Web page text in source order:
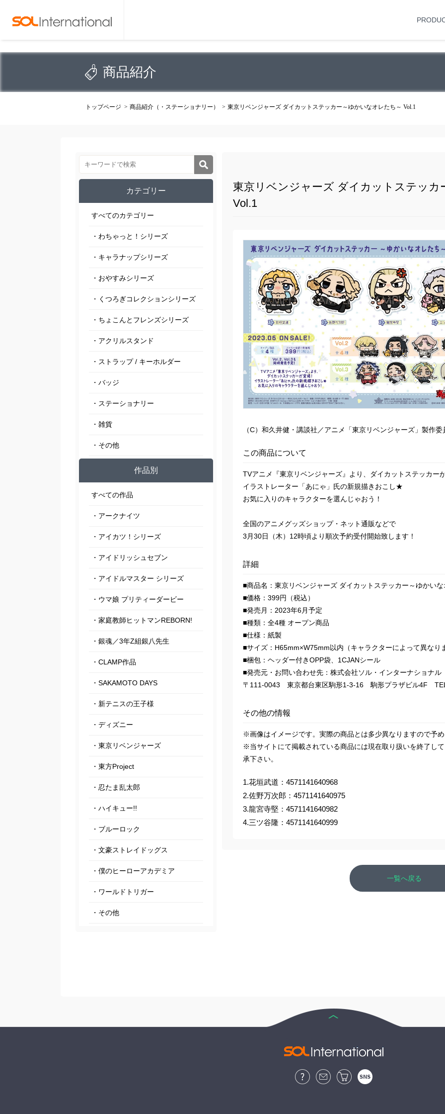
商品紹介
トップページ 商品紹介（・ステーショナリー） 東京リベンジャーズ ダイカットステッカー～ゆかいなオレたち～ Vol.1
東京リベンジャーズ ダイカットステッ
Vol.1
（C）和久井健・講談社／アニメ「東京リベンジャーズ」製作委
この商品について
TVアニメ『東京リベンジャーズ』より、ダイカットステッカー
イラストレーター「あにゃ」氏の新規描きおこし★
お気に入りのキャラクターを選んじゃおう！
全国のアニメグッズショップ・ネット通販などで
3月30日（木）12時頃より順次予約受付開始致します！
詳細
■商品名：東京リベンジャーズ ダイカットステッカー～ゆかい
■価格：399円（税込）
■発売月：2023年6月予定
■種類：全4種 オープン商品
■仕様：紙製
■サイズ：H65mm×W75mm以内（キャラクターによって異なり
■梱包：ヘッダー付きOPP袋、1CJANシール
■発売元・お問い合わせ先：株式会社ソル・インターナショナル
〒111-0043 東京都台東区駒形1-3-16 駒形プラザビル4F
その他の情報
※画像はイメージです。実際の商品とは多少異なりますので予
※当サイトにて掲載されている商品には現在取り扱いを終了し
承下さい。
1.花垣武道：4571141640968
2.佐野万次郎：4571141640975
3.龍宮寺堅：4571141640982
4.三ツ谷隆：4571141640999
一覧へ戻る
カテゴリー
すべてのカテゴリー
・わちゃっと！シリーズ
・キャラナップシリーズ
・おやすみシリーズ
・くつろぎコレクションシリーズ
・ちょこんとフレンズシリーズ
・アクリルスタンド
・ストラップ / キーホルダー
・バッジ
・ステーショナリー
・雑貨
・その他
作品別
すべての作品
・アークナイツ
・アイカツ！シリーズ
・アイドリッシュセブン
・アイドルマスター シリーズ
・ウマ娘 プリティーダービー
・家庭教師ヒットマンREBORN!
・銀魂／3年Z組銀八先生
・CLAMP作品
・SAKAMOTO DAYS
・新テニスの王子様
・ディズニー
・東京リベンジャーズ
・東方Project
・忍たま乱太郎
・ハイキュー!!
・ブルーロック
・文豪ストレイドッグス
・僕のヒーローアカデミア
・ワールドトリガー
・その他